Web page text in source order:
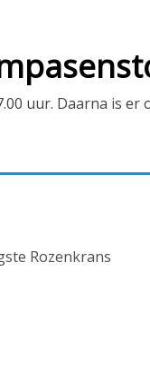
uur. Daarna is er
Rozenkrans